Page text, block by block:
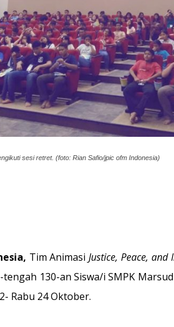
sesi retret. (foto: Rian Safio/jpic ofm Indonesia)
Tim AnimasiJustice, Peace,
130-an Siswa/i SMPK
Rabu 24 Oktober.